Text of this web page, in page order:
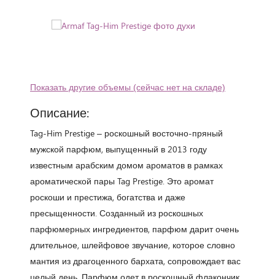
Показать другие объемы (сейчас нет на складе)
Описание:
Tag-Him Prestige – роскошный восточно-пряный
мужской парфюм, выпущенный в 2013 году
известным арабским домом ароматов в рамках
ароматической пары Tag Prestige. Это аромат
роскоши и престижа, богатства и даже
пресыщенности. Созданный из роскошных
парфюмерных ингредиентов, парфюм дарит очень
длительное, шлейфовое звучание, которое словно
мантия из драгоценного бархата, сопровождает вас